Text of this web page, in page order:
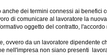
dei termini connessi ai benefici
di comunicare al lavoratore la
oggetto del contratto,
ovvero da un lavoratore dipendente
nell'impresa non siano presenti